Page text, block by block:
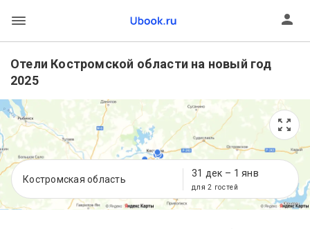
Отели Костромской области на новый год
2025
Костромская область
31 дек – 1 янв
для 2 гостей